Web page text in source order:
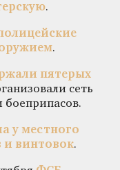
.
.
пятерых
сеть
боеприпасов.
у местного
и винтовок.